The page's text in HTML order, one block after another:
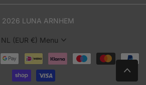
2026 LUNA ARNHEM
NL (EUR €) Menu